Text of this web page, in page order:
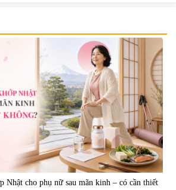
Shoji
Viên uống hỗ trợ giải độc và
phục hồi chức năng gan Biken
Liver Ex 120 viên - Date
07/2027
|0
1.390.000 đ
Nhật cho phụ nữ sau mãn kinh – có cần thiết